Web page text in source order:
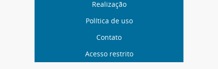
Realização
Política de uso
Contato
Acesso restrito